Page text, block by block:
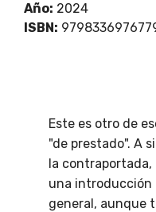
Año: 2024
ISBN:
Este es otro de
"de prestado". A
la contraportada,
una introducción
general, aunque